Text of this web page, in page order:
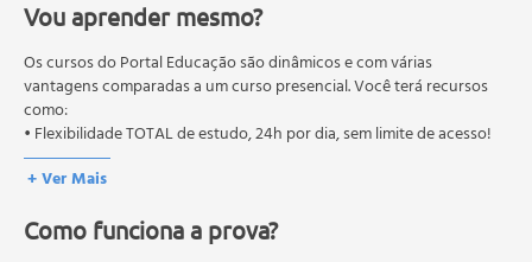
O MEC (Ministério da Educação), trata da política nacional de
educação em geral, mas autoriza apenas cursos de graduação e
pós-graduação. Os cursos técnicos e profissionalizantes são
autorizados pelas Secretarias Estaduais de Educação.
Vou aprender mesmo?
Os cursos do Portal Educação são dinâmicos e com várias
vantagens comparadas a um curso presencial. Você terá recursos
como:
• Flexibilidade TOTAL de estudo, 24h por dia, sem limite de acesso!
+ Ver Mais
Como funciona a prova?